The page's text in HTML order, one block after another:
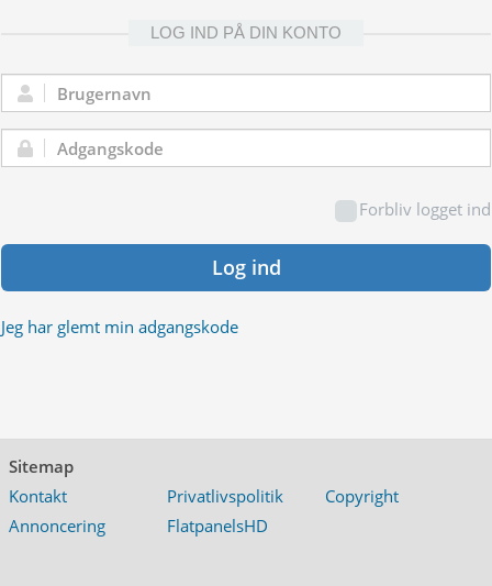
LOG IND PÅ DIN KONTO
Brugernavn:
Adgangskode:
Forbliv logget ind
Log ind
Jeg har glemt min adgangskode
Sitemap
Kontakt
Privatlivspolitik
Copyright
Annoncering
FlatpanelsHD